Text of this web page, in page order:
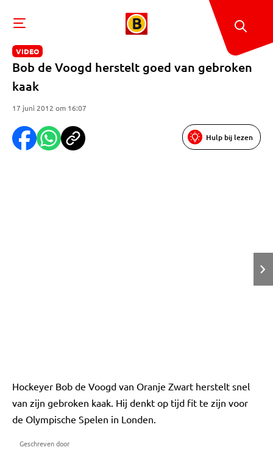
VIDEO
Bob de Voogd herstelt goed van gebroken
kaak
17 juni 2012 om 16:07
Hulp bij lezen
Hockeyer Bob de Voogd van Oranje Zwart herstelt snel
van zijn gebroken kaak. Hij denkt op tijd fit te zijn voor
de Olympische Spelen in Londen.
Geschreven door